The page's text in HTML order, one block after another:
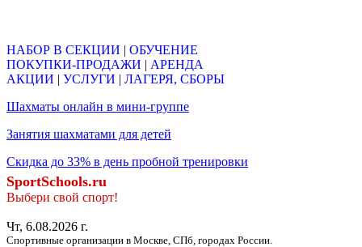
НАБОР В СЕКЦИИ | ОБУЧЕНИЕ
ПОКУПКИ-ПРОДАЖИ | АРЕНДА
АКЦИИ | УСЛУГИ | ЛАГЕРЯ, СБОРЫ
Шахматы онлайн в мини-группе
Занятия шахматами для детей
Скидка до 33% в день пробной тренировки
SportSchools.ru
Выбери свой спорт!
Чт, 6.08.2026 г.
Спортивные организации в Москве, СПб, городах России.